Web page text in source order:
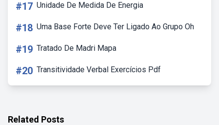
#17 Unidade De Medida De Energia
#18 Uma Base Forte Deve Ter Ligado Ao Grupo Oh
#19 Tratado De Madri Mapa
#20 Transitividade Verbal Exercícios Pdf
Related Posts